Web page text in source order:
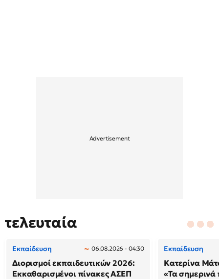
τελευταία
Εκπαίδευση 06.08.2026 - 04:30
Διορισμοί εκπαιδευτικών 2026:
Εκκαθαρισμένοι πίνακες ΑΣΕΠ
Εκπαίδευση
Κατερίνα
«Τα σημερινά